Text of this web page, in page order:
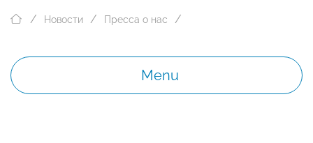
Новости Пресса о нас
Menu